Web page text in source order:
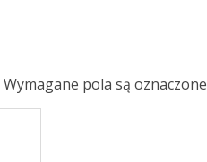
Wymagane pola są oznaczone